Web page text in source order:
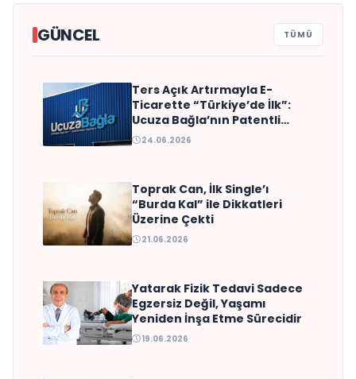
GÜNCEL TÜMÜ
ŞefKapında Brings Michelin-
Quality Private Chef
Experiences to Homes, Villas
Ters Açık Artırmayla E-
Ticarette “Türkiye’de İlk”:
Ucuza Bağla’nın Patentli
Modeli
24.06.2026
Toprak Can, İlk Single’ı
“Burda Kal” ile Dikkatleri
Üzerine Çekti
21.06.2026
Yatarak Fizik Tedavi Sadece
Egzersiz Değil, Yaşamı
Yeniden İnşa Etme Sürecidir
19.06.2026